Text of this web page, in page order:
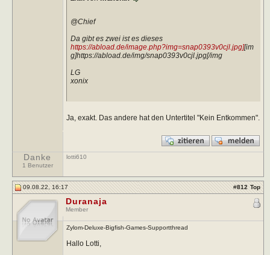
@Chief
Da gibt es zwei ist es dieses
https://abload.de/image.php?img=snap0393v0cjl.jpg][im
g]https://abload.de/img/snap0393v0cjl.jpg[/img
LG
xonix
Ja, exakt. Das andere hat den Untertitel "Kein Entkommen".
Danke
1 Benutzer
lotti610
09.08.22, 16:17 #812 Top
Duranaja
Member
Zylom-Deluxe-Bigfish-Games-Supportthread
Hallo Lotti,